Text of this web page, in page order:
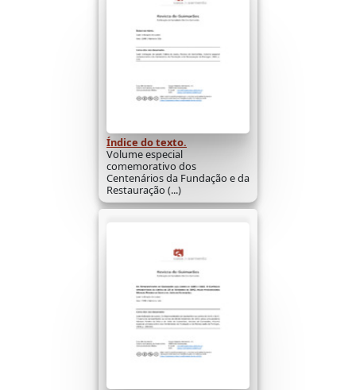
Índice do texto.
Volume especial
comemorativo dos
Centenários da Fundação e da
Restauração (...)